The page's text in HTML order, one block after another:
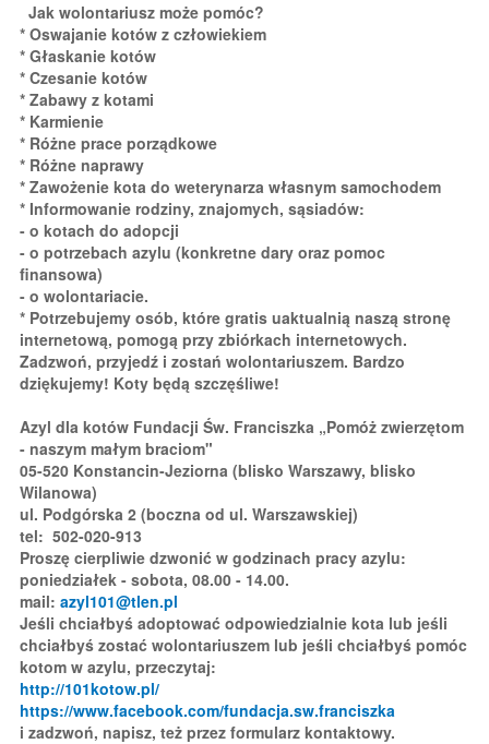
Jak wolontariusz może pomóc?
* Oswajanie kotów z człowiekiem
* Głaskanie kotów
* Czesanie kotów
* Zabawy z kotami
* Karmienie
* Różne prace porządkowe
* Różne naprawy
* Zawożenie kota do weterynarza własnym samochodem
* Informowanie rodziny, znajomych, sąsiadów:
- o kotach do adopcji
- o potrzebach azylu (konkretne dary oraz pomoc
finansowa)
- o wolontariacie.
* Potrzebujemy osób, które gratis uaktualnią naszą stronę
internetową, pomogą przy zbiórkach internetowych.
Zadzwoń, przyjedź i zostań wolontariuszem. Bardzo
dziękujemy! Koty będą szczęśliwe!
Azyl dla kotów Fundacji Św. Franciszka „Pomóż zwierzętom
- naszym małym braciom"
05-520 Konstancin-Jeziorna (blisko Warszawy, blisko
Wilanowa)
ul. Podgórska 2 (boczna od ul. Warszawskiej)
tel: 502-020-913
Proszę cierpliwie dzwonić w godzinach pracy azylu:
poniedziałek - sobota, 08.00 - 14.00.
mail: azyl101@tlen.pl
Jeśli chciałbyś adoptować odpowiedzialnie kota lub jeśli
chciałbyś zostać wolontariuszem lub jeśli chciałbyś pomóc
kotom w azylu, przeczytaj:
http://101kotow.pl/
https://www.facebook.com/fundacja.sw.franciszka
i zadzwoń, napisz, też przez formularz kontaktowy.